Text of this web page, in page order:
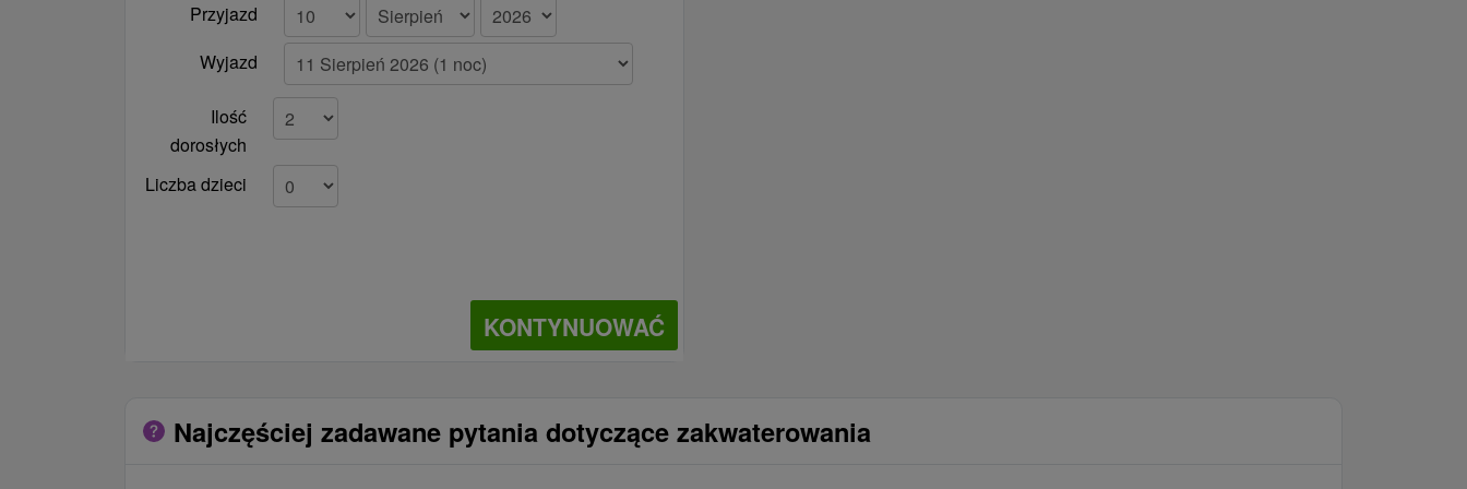
Przyjazd
Wyjazd
Ilość
dorosłych
Liczba dzieci
KONTYNUOWAĆ
Najczęściej zadawane pytania dotyczące zakwaterowania